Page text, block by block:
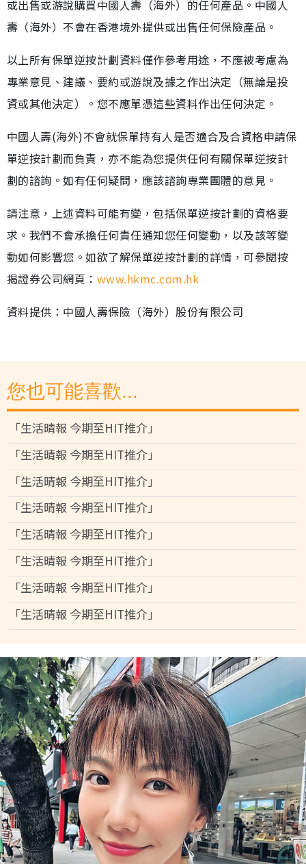
或出售或游說購買中國人壽（海外）的任何產品。中國人
壽（海外）不會在香港境外提供或出售任何保險產品。
以上所有保單逆按計劃資料僅作參考用途，不應被考慮為
專業意見、建議、要約或游說及據之作出決定（無論是投
資或其他決定）。您不應單憑這些資料作出任何決定。
中國人壽(海外)不會就保單持有人是否適合及合資格申請保
單逆按計劃而負責，亦不能為您提供任何有關保單逆按計
劃的諮詢。如有任何疑問，應該諮詢專業團體的意見。
請注意，上述資料可能有變，包括保單逆按計劃的資格要
求。我們不會承擔任何責任通知您任何變動，以及該等變
動如何影響您。如欲了解保單逆按計劃的詳情，可參閱按
揭證券公司網頁： www.hkmc.com.hk
資料提供：中國人壽保險（海外）股份有限公司
您也可能喜歡...
「生活晴報 今期至HIT推介」
「生活晴報 今期至HIT推介」
「生活晴報 今期至HIT推介」
「生活晴報 今期至HIT推介」
「生活晴報 今期至HIT推介」
「生活晴報 今期至HIT推介」
「生活晴報 今期至HIT推介」
「生活晴報 今期至HIT推介」